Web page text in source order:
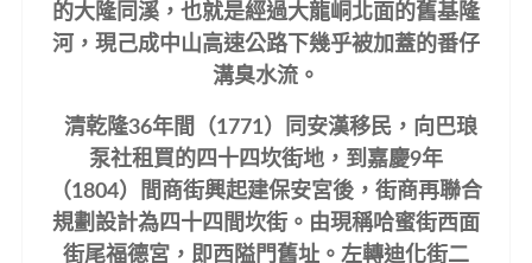
的大隆同溪，也就是經過大龍峒北面的舊基隆
河，現己成中山高速公路下幾乎被加蓋的番仔
溝臭水流。
清乾隆36年間（1771）同安漢移民，向巴琅
泵社租買的四十四坎街地，到嘉慶9年
（1804）間商街興起建保安宮後，街商再聯合
規劃設計為四十四間坎街。由現稱哈蜜街西面
街尾福德宮，即西隘門舊址。左轉迪化街二